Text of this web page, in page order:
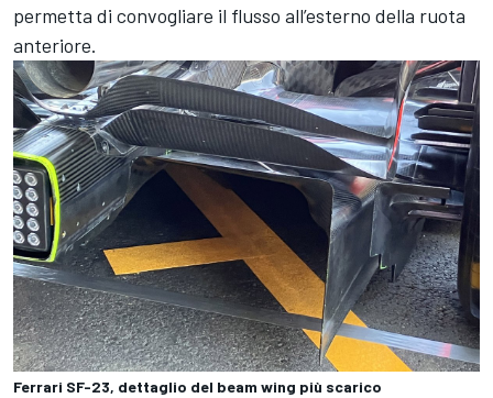
permetta di convogliare il flusso all’esterno della ruota
anteriore.
Ferrari SF-23, dettaglio del beam wing più scarico